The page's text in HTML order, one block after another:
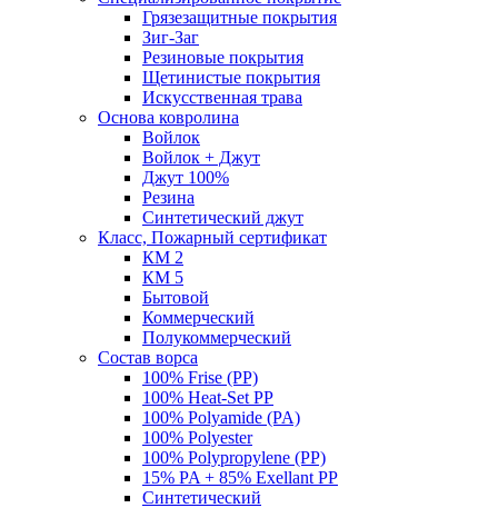
Грязезащитные покрытия
Зиг-Заг
Резиновые покрытия
Щетинистые покрытия
Искусственная трава
Основа ковролина
Войлок
Войлок + Джут
Джут 100%
Резина
Синтетический джут
Класс, Пожарный сертификат
КМ 2
КМ 5
Бытовой
Коммерческий
Полукоммерческий
Состав ворса
100% Frise (PP)
100% Heat-Set PP
100% Polyamide (PA)
100% Polyester
100% Polypropylene (PP)
15% PA + 85% Exellant PP
Синтетический